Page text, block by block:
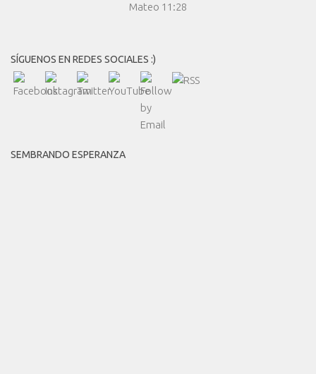
Mateo 11:28
SÍGUENOS EN REDES SOCIALES :)
SEMBRANDO ESPERANZA